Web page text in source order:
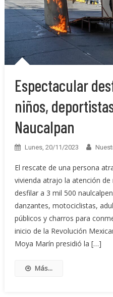
Espectacular
niños,
Naucalpan
Lunes, 20/11/2023
El rescate de una persona
vivienda atrajo la atención
desfilar a 3 mil 500
danzantes, motociclistas,
públicos y charros para
inicio de la Revolución
Moya Marín presidió la […]
Más...